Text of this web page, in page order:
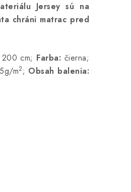
Jersey sú na
chráni matrac pred
cm; Farba: čierna;
m2; Obsah balenia: